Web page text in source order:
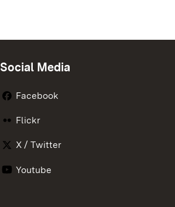
Social Media
Facebook
Flickr
X / Twitter
Youtube